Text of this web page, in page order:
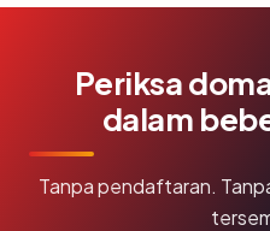
Periksa
dalam
Tanpa pendaftaran.